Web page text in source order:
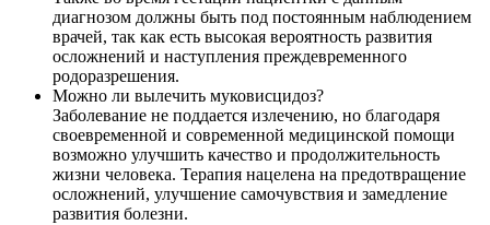
диагнозом должны быть под постоянным наблюдением
врачей, так как есть высокая вероятность развития
осложнений и наступления преждевременного
родоразрешения.
Можно ли вылечить муковисцидоз?
Заболевание не поддается излечению, но благодаря
своевременной и современной медицинской помощи
возможно улучшить качество и продолжительность
жизни человека. Терапия нацелена на предотвращение
осложнений, улучшение самочувствия и замедление
развития болезни.